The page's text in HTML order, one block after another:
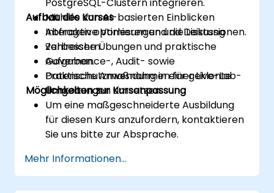
Mithilfe von AI-basierten Einblicken
Abfragen optimieren und die Leistung
verbessern.
Governance-, Audit- sowie
Datenschutzmaßnahmen für geklonte
Umgebungen umsetzen.
Aufbau des Kurses
Interaktive Vorlesungen und Diskussionen.
Zahlreiche Übungen und praktische
Aufgaben.
Praktische Anwendung in einer Live-Lab-
Umgebung.
Möglichkeiten zur Kursanpassung
Um eine maßgeschneiderte Ausbildung
für diesen Kurs anzufordern, kontaktieren
Sie uns bitte zur Absprache.
Mehr Informationen...